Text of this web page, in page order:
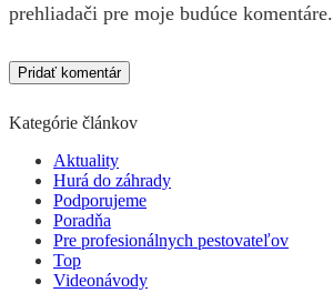
prehliadači pre moje budúce komentáre.
Kategórie článkov
Aktuality
Hurá do záhrady
Podporujeme
Poradňa
Pre profesionálnych pestovateľov
Top
Videonávody